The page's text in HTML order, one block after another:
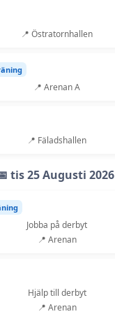
📍 Östratornhallen
📍 Arenan A
📍 Fäladshallen
tis 25 Augusti 2026
Jobba på derbyt
📍 Arenan
Hjälp till derbyt
📍 Arenan